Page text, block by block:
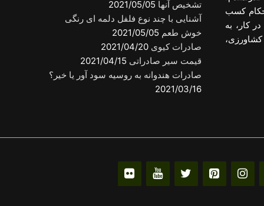
کسب
کار، به
تشخیص آنها 2021/05/05
آشنایی با چند نوع فلفل دلمه ای رنگی
خوش طعم 2021/05/05
صادرات کیوی 2021/04/20
قیمت سیر صادراتی 2021/04/15
صادرات هندوانه به روسیه سود آور یا خیر؟
2021/03/16